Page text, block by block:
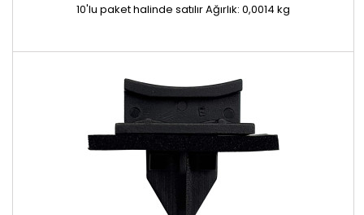
10'lu paket halinde satılır Ağırlık: 0,0014 kg